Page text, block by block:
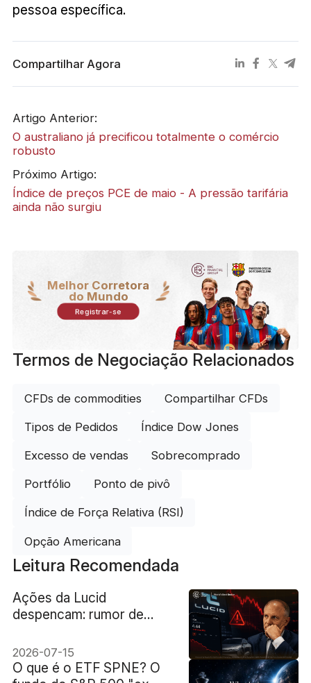
pessoa específica.
Compartilhar Agora
Artigo Anterior:
O australiano já precificou totalmente o comércio
robusto
Próximo Artigo:
Índice de preços PCE de maio - A pressão tarifária
ainda não surgiu
Melhor Corretora
do Mundo
Registrar-se
Termos de Negociação Relacionados
CFDs de commodities Compartilhar CFDs
Tipos de Pedidos Índice Dow Jones
Excesso de vendas Sobrecomprado
Portfólio Ponto de pivô
Índice de Força Relativa (RSI)
Opção Americana
Leitura Recomendada
Ações da Lucid
despencam: rumor de
2026-07-15
O que é o ETF SPNE? O